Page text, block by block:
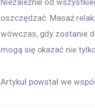
Niezależnie od
oszczędzać. Masaż
wówczas, gdy zostanie
mogą się okazać nie
Artykuł powstał we